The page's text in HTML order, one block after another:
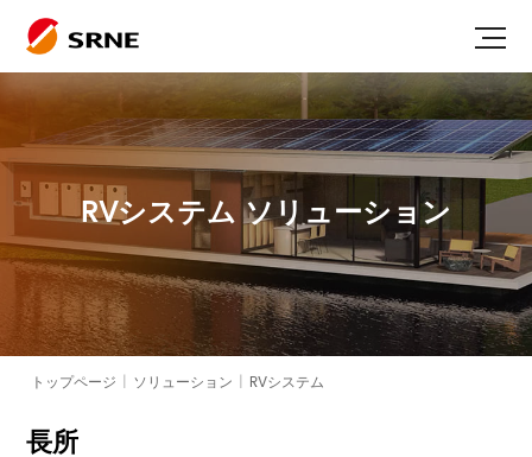
RVシステム ソリューション
トップページ | ソリューション | RVシステム
長所